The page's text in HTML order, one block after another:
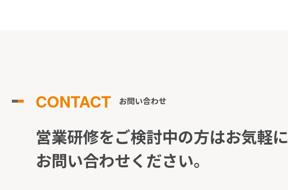
CONTACT お問い合わせ
営業研修をご検討中の方はお気軽に
お問い合わせください。